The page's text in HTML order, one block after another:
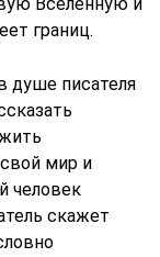
границ.
душе писателя
мир и
человек
скажет